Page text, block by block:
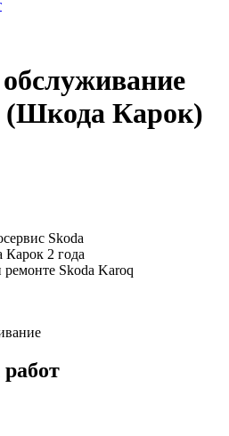
(Шкода Карок)
Skoda
2 года
Skoda Karoq